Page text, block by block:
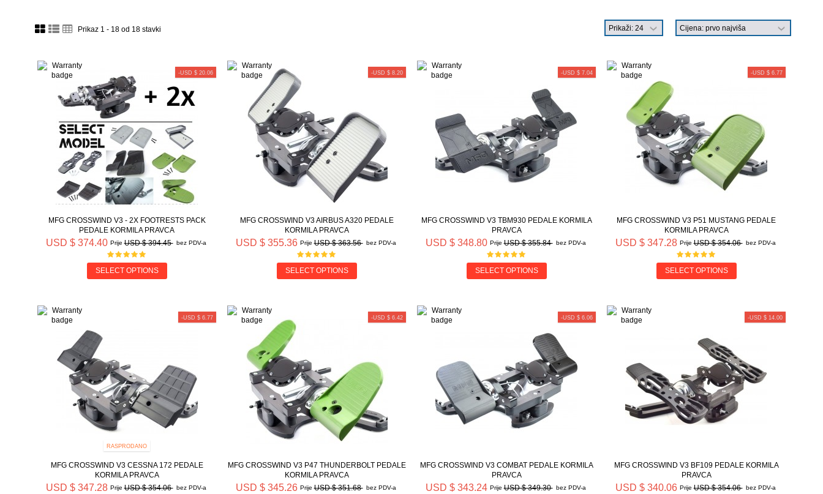
Prikaz 1 - 18 od 18 stavki
-USD $ 20.06
MFG CROSSWIND V3 - 2X FOOTRESTS PACK
PEDALE KORMILA PRAVCA
USD $ 374.40 Prije USD $ 394.45 bez PDV-a
SELECT OPTIONS
-USD $ 8.20
MFG CROSSWIND V3 AIRBUS A320 PEDALE
KORMILA PRAVCA
USD $ 355.36 Prije USD $ 363.56 bez PDV-a
SELECT OPTIONS
-USD $ 7.04
MFG CROSSWIND V3 TBM930 PEDALE KORMILA
PRAVCA
USD $ 348.80 Prije USD $ 355.84 bez PDV-a
SELECT OPTIONS
-USD $ 6.77
MFG CROSSWIND V3 P51 MUSTANG PEDALE
KORMILA PRAVCA
USD $ 347.28 Prije USD $ 354.06 bez PDV-a
SELECT OPTIONS
-USD $ 6.77
RASPRODANO
MFG CROSSWIND V3 CESSNA 172 PEDALE
KORMILA PRAVCA
USD $ 347.28 Prije USD $ 354.06 bez PDV-a
-USD $ 6.42
MFG CROSSWIND V3 P47 THUNDERBOLT PEDALE
KORMILA PRAVCA
USD $ 345.26 Prije USD $ 351.68 bez PDV-a
-USD $ 6.06
MFG CROSSWIND V3 COMBAT PEDALE KORMILA
PRAVCA
USD $ 343.24 Prije USD $ 349.30 bez PDV-a
-USD $ 14.00
MFG CROSSWIND V3 BF109 PEDALE KORMILA
PRAVCA
USD $ 340.06 Prije USD $ 354.06 bez PDV-a